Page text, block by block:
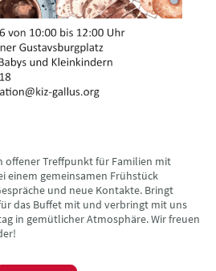
offener Treffpunkt für Familien mit
einem gemeinsamen Frühstück
und neue Kontakte. Bringt
das Buffet mit und verbringt mit uns
in gemütlicher Atmosphäre. Wir freuen